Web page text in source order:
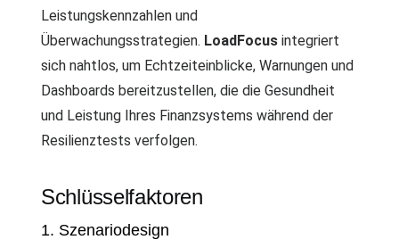
Leistungskennzahlen und
Überwachungsstrategien. LoadFocus integriert
sich nahtlos, um Echtzeiteinblicke, Warnungen und
Dashboards bereitzustellen, die die Gesundheit
und Leistung Ihres Finanzsystems während der
Resilienztests verfolgen.
Schlüsselfaktoren
1. Szenariodesign